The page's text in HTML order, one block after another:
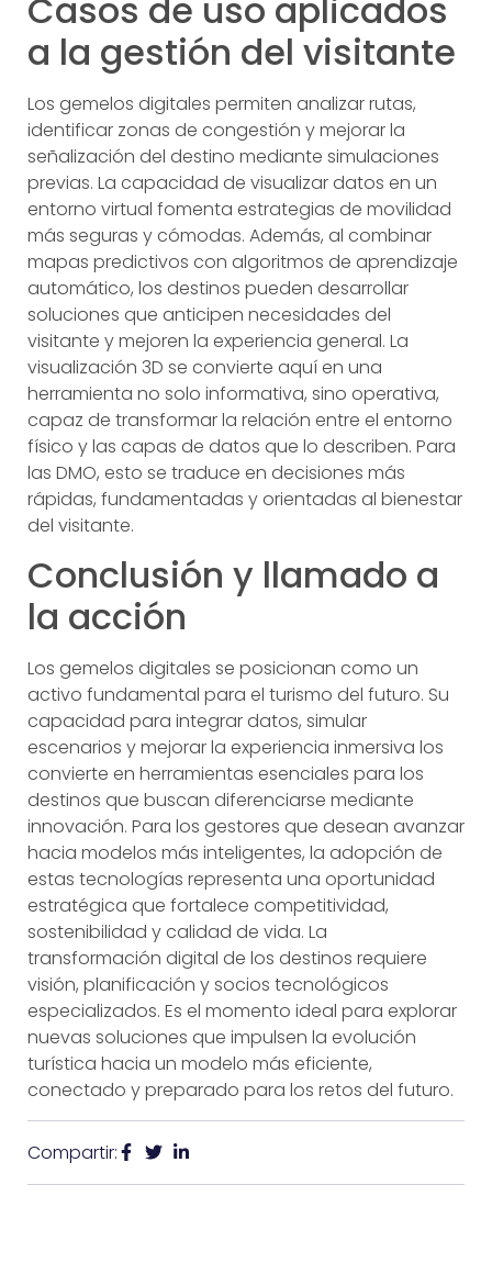
Casos de uso aplicados
a la gestión del visitante
Los gemelos digitales permiten analizar rutas,
identificar zonas de congestión y mejorar la
señalización del destino mediante simulaciones
previas. La capacidad de visualizar datos en un
entorno virtual fomenta estrategias de movilidad
más seguras y cómodas. Además, al combinar
mapas predictivos con algoritmos de aprendizaje
automático, los destinos pueden desarrollar
soluciones que anticipen necesidades del
visitante y mejoren la experiencia general. La
visualización 3D se convierte aquí en una
herramienta no solo informativa, sino operativa,
capaz de transformar la relación entre el entorno
físico y las capas de datos que lo describen. Para
las DMO, esto se traduce en decisiones más
rápidas, fundamentadas y orientadas al bienestar
del visitante.
Conclusión y llamado a
la acción
Los gemelos digitales se posicionan como un
activo fundamental para el turismo del futuro. Su
capacidad para integrar datos, simular
escenarios y mejorar la experiencia inmersiva los
convierte en herramientas esenciales para los
destinos que buscan diferenciarse mediante
innovación. Para los gestores que desean avanzar
hacia modelos más inteligentes, la adopción de
estas tecnologías representa una oportunidad
estratégica que fortalece competitividad,
sostenibilidad y calidad de vida. La
transformación digital de los destinos requiere
visión, planificación y socios tecnológicos
especializados. Es el momento ideal para explorar
nuevas soluciones que impulsen la evolución
turística hacia un modelo más eficiente,
conectado y preparado para los retos del futuro.
Compartir: